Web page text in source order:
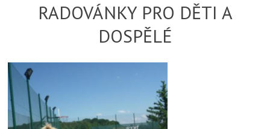
RADOVÁNKY PRO DĚTI A
DOSPĚLÉ